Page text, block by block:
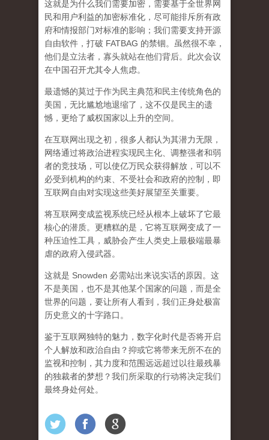
这就是为什么我们需要加密，需要基于全世界网
民和用户利益的加密标准化，尽可能排斥所有政
府和情报部门对标准的影响；我们需要支持开源
自由软件，打破 FATBAG 的禁锢。虽然很不幸，
他们是立法者，寡头就站在他们背后。此次会议
在中国召开尤其令人焦虑。
最遗憾的莫过于作为民主典范和民主传统角色的
美国，无比尴尬地退缩了，这不仅是民主的遗
憾，更给了威权国家以上升的空间。
在互联网出现之初，很多人都认为其潜力无限，
网络通过将政治进程实现民主化、调整强者和弱
者的竞技场，可以使亿万民众获得解放，可以不
必受到机构的约束、不受社会和政府的控制， 即
互联网自由对实现这些美好展望至关重要。
将互联网变成监视系统已经从根本上破坏了它最
核心的潜质。更糟糕的是，它将互联网变成了一
种压迫性工具，威胁会产生人类史上最极端最暴
虐的政府入侵武器。
这就是 Snowden 必需站出来说实话的原因。这
不是美国，也不是其他某个国家的问题，而是全
世界的问题，要让所有人看到，我们正身处极富
历史意义的十字路口。
鉴于互联网独特的魅力，数字化时代是否将开启
个人解放和政治自由？抑或它将带来无所不在的
监视和控制，其力度和范围远远超过以往最残暴
的独裁者的梦想？我们所采取的行动将决定我们
最终身处何处。